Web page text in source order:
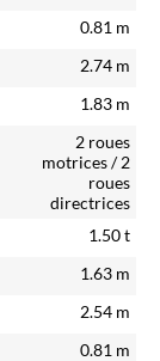
0.81 m
2.74 m
1.83 m
2 roues
motrices / 2
roues
directrices
1.50t
1.63 m
2.54 m
0.81 m